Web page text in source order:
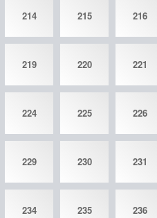
214 215 216
219 220 221
224 225 226
229 230 231
234 235 236